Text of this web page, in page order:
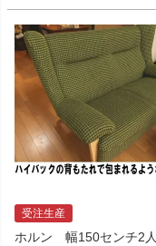
受注生産
ホルン 幅150センチ2